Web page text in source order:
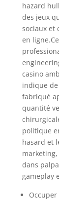
hazard
des jeux
sociaux et
en
casino
indique
fabriqué
quantité
politique
hasard et
dans
gameplay
Occuper